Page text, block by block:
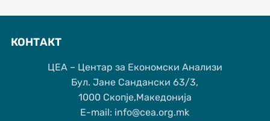
КОНТАКТ
ЦЕА – Центар за Економски Анализи
Бул. Јане Сандански 63/3,
1000 Скопје,Македонија
Е-mail: info@cea.org.mk